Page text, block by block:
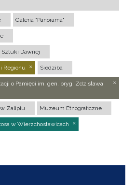
Galeria "Panorama"
Dawnej
Regionu Siedziba
o Pamięci im. gen. bryg. Zdzisława
w Zalipiu Muzeum Etnograficzne
w Wierzchosławicach